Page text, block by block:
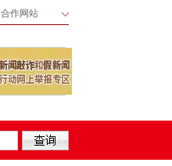
合作网站